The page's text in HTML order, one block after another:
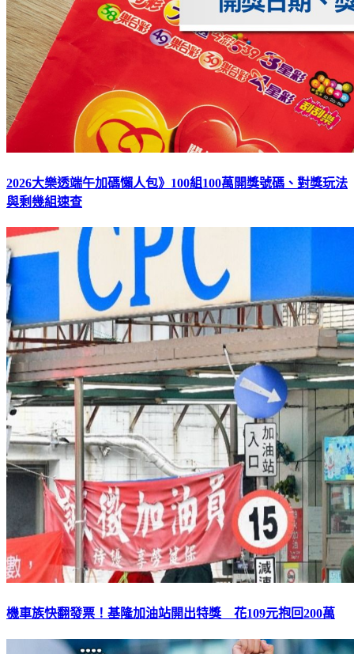
2026大樂透端午加碼懶人包》100組100萬開獎號碼、對獎玩法